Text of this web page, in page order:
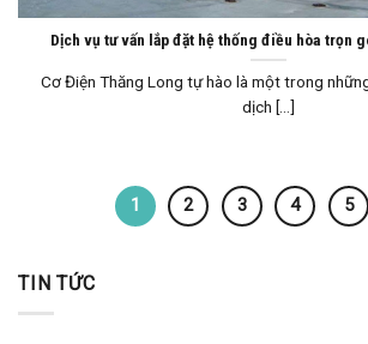
Dịch vụ tư vấn lắp đặt hệ thống điều hòa trọn
Cơ Điện Thăng Long tự hào là một trong
dịch [...]
1 2 3 4 5
TIN TỨC